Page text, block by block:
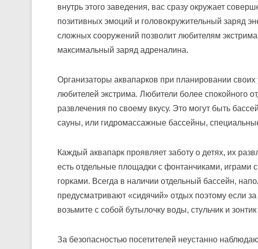
внутрь этого заведения, вас сразу окружает
позитивных эмоций и головокружительный заряд
сложных сооружений позволит любителям
максимальный заряд адреналина.
Организаторы аквапарков при планировании своих
любителей экстрима. Любители более спокойного
развлечения по своему вкусу. Это могут быть
сауны, или гидромассажные бассейны,
Каждый аквапарк проявляет заботу о детях, их
есть отдельные площадки с фонтанчиками, играми
горками. Всегда в наличии отдельный бассейн,
предусматривают «сидячий» отдых поэтому если
возьмите с собой бутылочку воды, стульчик и
За безопасностью посетителей неустанно